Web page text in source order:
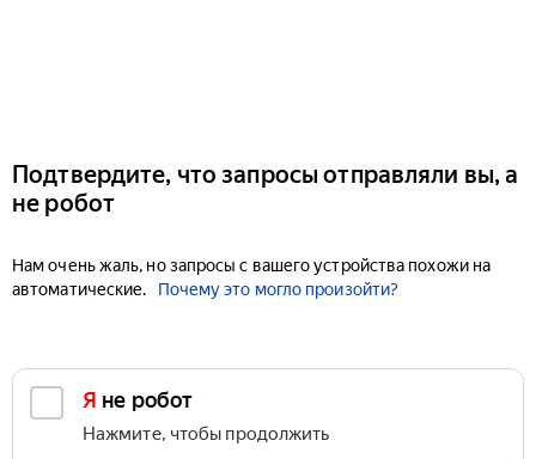
Подтвердите, что запросы отправляли вы, а
не робот
Нам очень жаль, но запросы с вашего устройства похожи на
автоматические.
Почему это могло произойти?
Я не робот
Нажмите, чтобы продолжить